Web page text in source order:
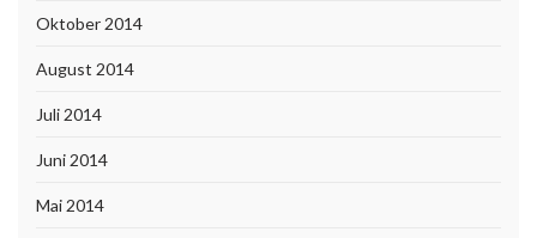
Oktober 2014
August 2014
Juli 2014
Juni 2014
Mai 2014